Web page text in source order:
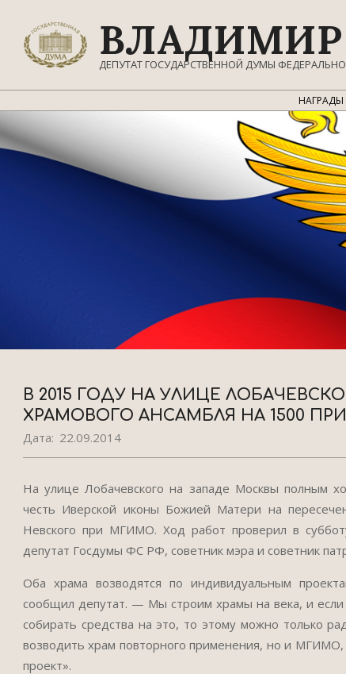
содержимому
ВЛАДИМИР
ДЕПУТАТ ГОСУДАРСТВЕННОЙ ДУМЫ
НАГРАДЫ
В 2015 ГОДУ НА УЛИЦЕ
ХРАМОВОГО АНСАМБЛЯ НА 1500
Дата: 22.09.2014
На улице Лобачевского на западе Москвы полным
честь Иверской иконы Божией Матери на
Невского при МГИМО. Ход работ проверил в
депутат Госдумы ФС РФ, советник мэра и советник
Оба храма возводятся по индивидуальным
сообщил депутат. — Мы строим храмы на века, и
собирать средства на это, то этому можно только
возводить храм повторного применения, но и
проект».